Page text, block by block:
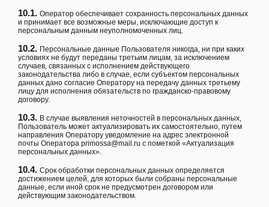
10.1. Оператор обеспечивает сохранность персональных данных
и принимает все возможные меры, исключающие доступ к
персональным данным неуполномоченных лиц.
10.2. Персональные данные Пользователя никогда, ни при каких
условиях не будут переданы третьим лицам, за исключением
случаев, связанных с исполнением действующего
законодательства либо в случае, если субъектом персональных
данных дано согласие Оператору на передачу данных третьему
лицу для исполнения обязательств по гражданско-правовому
договору.
10.3. В случае выявления неточностей в персональных данных,
Пользователь может актуализировать их самостоятельно, путем
направления Оператору уведомление на адрес электронной
почты Оператора primossa@mail.ru с пометкой «Актуализация
персональных данных».
10.4. Срок обработки персональных данных определяется
достижением целей, для которых были собраны персональные
данные, если иной срок не предусмотрен договором или
действующим законодательством.